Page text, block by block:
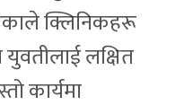
क्लिनिकहरू
लक्षित
कार्यमा